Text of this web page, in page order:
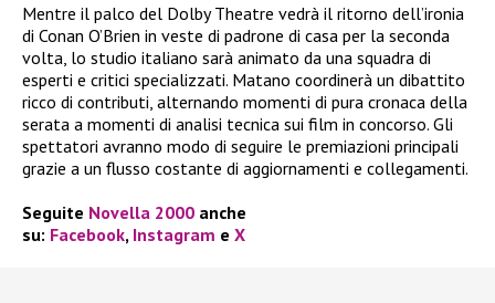
Mentre il palco del Dolby Theatre vedrà il ritorno dell’ironia
di Conan O’Brien in veste di padrone di casa per la seconda
volta, lo studio italiano sarà animato da una squadra di
esperti e critici specializzati. Matano coordinerà un dibattito
ricco di contributi, alternando momenti di pura cronaca della
serata a momenti di analisi tecnica sui film in concorso. Gli
spettatori avranno modo di seguire le premiazioni principali
grazie a un flusso costante di aggiornamenti e collegamenti.
Seguite Novella 2000 anche
su: Facebook, Instagram e X